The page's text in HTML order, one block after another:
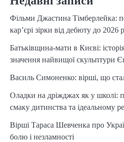
Фільми Джастина Тімберлейка:
кар’єрі зірки від дебюту до 2026
Батьківщина-мати в Києві:
значення найвищої скульптури
Василь Симоненко: вірші, що
Оладки на дріжджах як у школі:
смаку дитинства та ідеальному
Вірші Тараса Шевченка про
болю і незламності